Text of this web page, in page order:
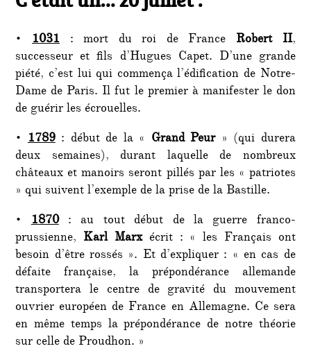
juillet
:
• 1031 : mort du roi de France Robert II,
successeur et fils d’Hugues Capet. D’une grande
piété, c’est lui qui commença l’édification de Notre-
Dame de Paris. Il fut le premier à manifester le don
de guérir les écrouelles.
•1789 : début de la « Grand Peur» (qui durera
deux semaines), durant laquelle de nombreux
châteaux et manoirs seront pillés par les « patriotes
» qui suivent l’exemple de la prise de la Bastille.
•1870 : au tout début de la guerre franco-
prussienne, Karl Marxécrit : « les Français ont
besoin d’être rossés ». Et d’expliquer : « en cas de
défaite française, la prépondérance allemande
transportera le centre de gravité du mouvement
ouvrier européen de France en Allemagne. Ce sera
en même temps la prépondérance de notre théorie
sur celle de Proudhon. »